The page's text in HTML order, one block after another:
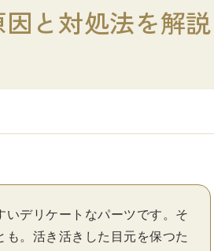
と対処法を解説
いデリケートなパーツです。そ
。活き活きした目元を保つた